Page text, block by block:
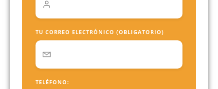
TU CORREO ELECTRÓNICO (OBLIGATORIO)
TELÉFONO: